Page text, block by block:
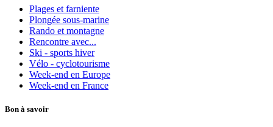
Plages et farniente
Plongée sous-marine
Rando et montagne
Rencontre avec...
Ski - sports hiver
Vélo - cyclotourisme
Week-end en Europe
Week-end en France
Bon à savoir